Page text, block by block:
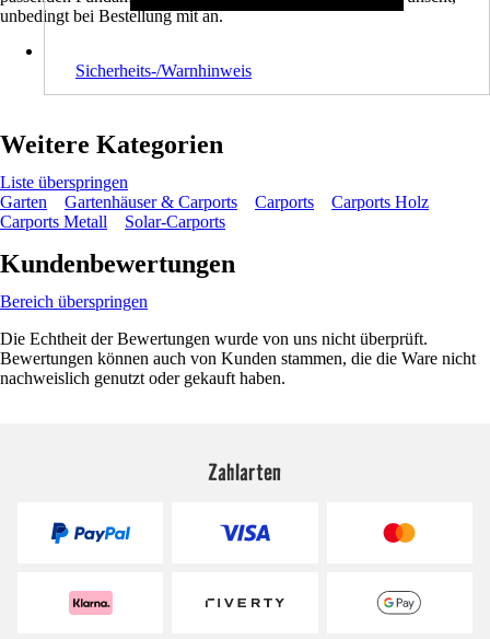
unbedingt bei Bestellung mit an.
Sicherheits-/Warnhinweis
Weitere Kategorien
Liste überspringen
Garten
Gartenhäuser & Carports Carports
Carports Holz
Carports Metall
Solar-Carports
Kundenbewertungen
Bereich überspringen
Die Echtheit der Bewertungen wurde von uns nicht überprüft.
Bewertungen können auch von Kunden stammen, die die Ware nicht
nachweislich genutzt oder gekauft haben.
Zahlarten